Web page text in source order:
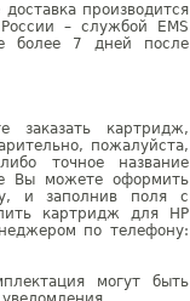
производится
– службой EMS
более 7 дней после
заказать картридж,
пожалуйста,
точное название
Вы можете оформить
и заполнив поля с
картридж для HP
по телефону:
могут быть